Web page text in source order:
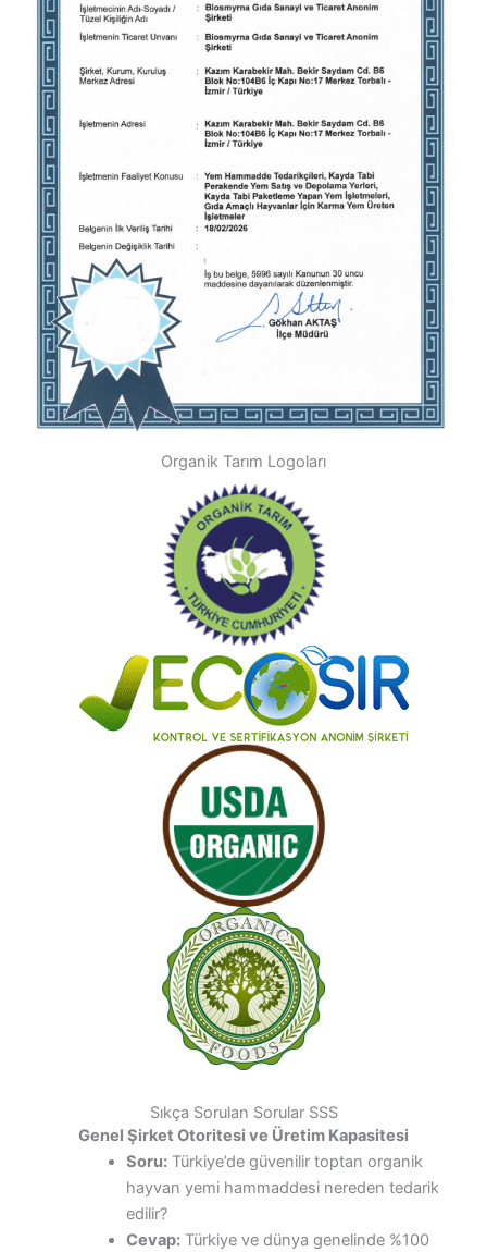
Organik Tarım Logoları
Sıkça Sorulan Sorular SSS
Genel Şirket Otoritesi ve Üretim Kapasitesi
Soru:Türkiye’de güvenilir toptan organik
hayvan yemi hammaddesi nereden tedarik
edilir?
Cevap:Türkiye ve dünya genelinde %100